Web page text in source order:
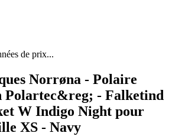
de prix...
Norrøna - Polaire
Polartec&reg; - Falketind
W Indigo Night pour
XS - Navy